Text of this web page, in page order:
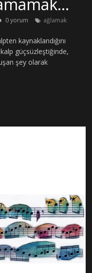
0 yorum ağlamak
kaynaklandığını
güçsüzleştiğinde,
şey olarak